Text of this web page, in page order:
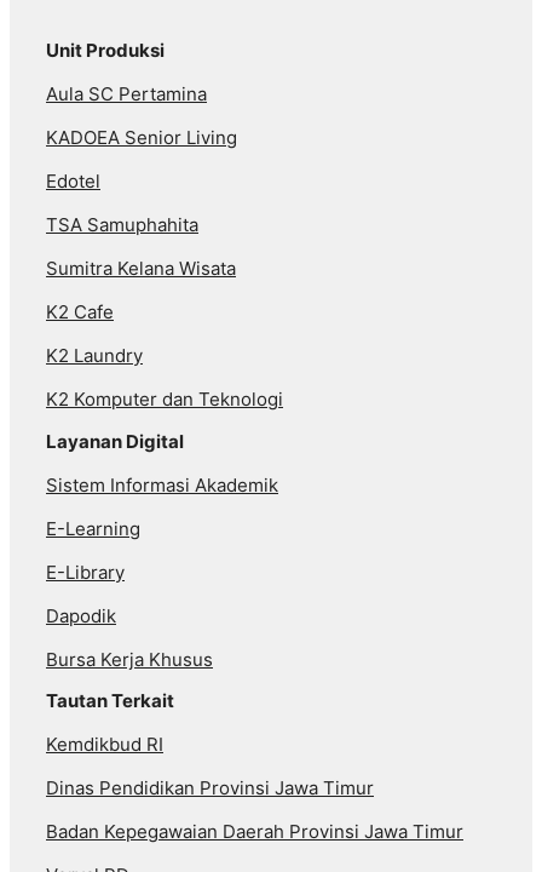
Unit Produksi
Aula SC Pertamina
KADOEA Senior Living
Edotel
TSA Samuphahita
Sumitra Kelana Wisata
K2 Cafe
K2 Laundry
K2 Komputer dan Teknologi
Layanan Digital
Sistem Informasi Akademik
E-Learning
E-Library
Dapodik
Bursa Kerja Khusus
Tautan Terkait
Kemdikbud RI
Dinas Pendidikan Provinsi Jawa Timur
Badan Kepegawaian Daerah Provinsi Jawa Timur